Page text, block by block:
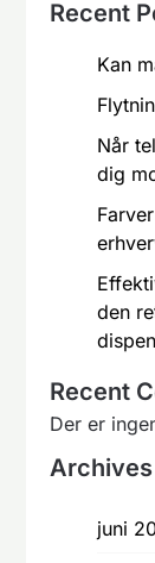
Recent
Kan
Når
dig
den
Recent
Der er
Archives
juni